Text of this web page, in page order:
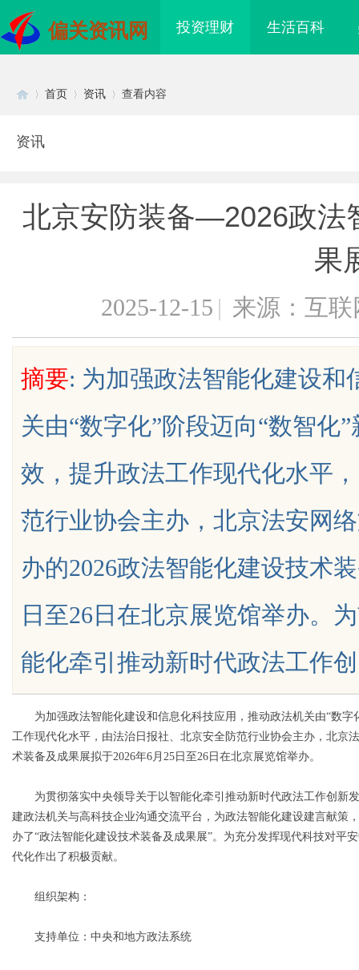
偏关资讯网 投资理财 生活百科
uz
首页 资讯 查看内容
资讯
北京安防装备—2026政法
果
2025-12-15 | 来源：互联
摘要: 为加强政法智能化建设和
关由“数字化”阶段迈向“数智化
效，提升政法工作现代化水平
范行业协会主办，北京法安网
办的2026政法智能化建设技术
日至26日在北京展览馆举办。
能化牵引推动新时代政法工作
为加强政法智能化建设和信息化科技应用，推动政法机关由“数字
工作现代化水平，由法治日报社、北京安全防范行业协会主办，北京
术装备及成果展拟于2026年6月25日至26日在北京展览馆举办。
为贯彻落实中央领导关于以智能化牵引推动新时代政法工作创新
建政法机关与高科技企业沟通交流平台，为政法智能化建设建言献策
办了“政法智能化建设技术装备及成果展”。为充分发挥现代科技对平
代化作出了积极贡献。
组织架构：
支持单位：中央和地方政法系统
星图AI助力产业金融智能升级